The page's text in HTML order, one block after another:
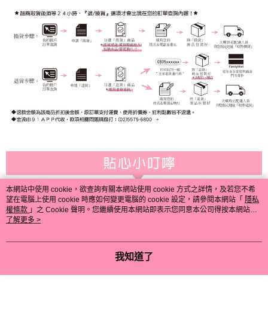
本網站中使用 cookie，欲查詢有關本網站使用 cookie 方式之詳情，及若您不希
望在電腦上使用 cookie 時應如何變更電腦的 cookie 設定，請參閱本網站「 隱私
權條款 」之 Cookie 聲明。您繼續使用本網站即表示您同意本公司得按本網站使
用條款之 Cookie 聲明使用 cookie。
了解更多 >
我知道了